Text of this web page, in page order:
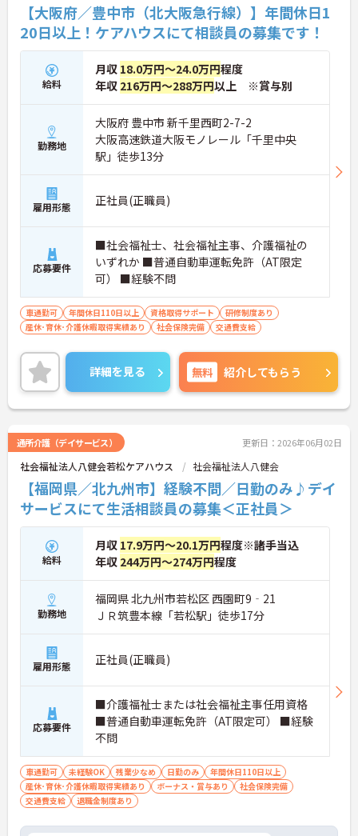
【大阪府／豊中市（北大阪急行線）】年間休日1
20日以上！ケアハウスにて相談員の募集です！
給料
月収 18.0万円～24.0万円程度
年収 216万円～288万円以上 ※賞与別
勤務地
大阪府 豊中市 新千里西町2-7-2
大阪高速鉄道大阪モノレール「千里中央
駅」徒歩13分
雇用形態 正社員(正職員)
応募要件
■社会福祉士、社会福祉主事、介護福祉の
いずれか ■普通自動車運転免許（AT限定
可） ■経験不問
車通勤可 年間休日110日以上 資格取得サポート
研修制度あり
産休･育休･介護休暇取得実績あり
社会保険完備 交通費支給
詳細を見る 無料 紹介してもらう
通所介護（デイサービス） 更新日：2026年06月02日
社会福祉法人八健会若松ケアハウス 社会福祉法人八健会
【福岡県／北九州市】経験不問／日勤のみ♪デイ
サービスにて生活相談員の募集＜正社員＞
給料
月収 17.9万円～20.1万円程度※諸手当込
年収 244万円～274万円程度
勤務地
福岡県 北九州市若松区 西園町9‐21
ＪＲ筑豊本線「若松駅」徒歩17分
雇用形態 正社員(正職員)
応募要件
■介護福祉士または社会福祉主事任用資格
■普通自動車運転免許（AT限定可） ■経験
不問
車通勤可 未経験OK 残業少なめ 日勤のみ
年間休日110日以上
産休･育休･介護休暇取得実績あり
ボーナス・賞与あり
社会保険完備
交通費支給
退職金制度あり